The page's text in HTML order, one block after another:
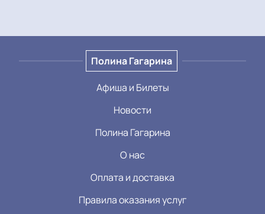
Полина Гагарина
Афиша и Билеты
Новости
Полина Гагарина
О нас
Оплата и доставка
Правила оказания услуг